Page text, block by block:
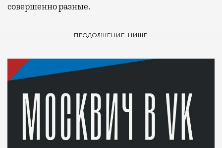
совершенно разные.
ПРОДОЛЖЕНИЕ НИЖЕ